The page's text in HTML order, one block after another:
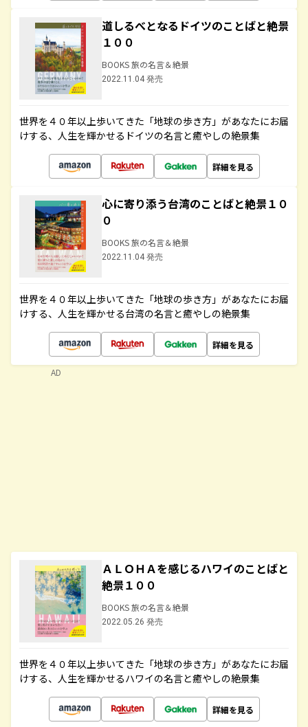
道しるべとなるドイツのことばと絶景
１００
BOOKS 旅の名言＆絶景
2022.11.04 発売
世界を４０年以上歩いてきた「地球の歩き方」があなたにお届
けする、人生を輝かせるドイツの名言と癒やしの絶景集
詳細を見る
心に寄り添う台湾のことばと絶景１０
０
BOOKS 旅の名言＆絶景
2022.11.04 発売
世界を４０年以上歩いてきた「地球の歩き方」があなたにお届
けする、人生を輝かせる台湾の名言と癒やしの絶景集
詳細を見る
ＡＬＯＨＡを感じるハワイのことばと
絶景１００
BOOKS 旅の名言＆絶景
2022.05.26 発売
世界を４０年以上歩いてきた「地球の歩き方」があなたにお届
けする、人生を輝かせるハワイの名言と癒やしの絶景集
詳細を見る
AD